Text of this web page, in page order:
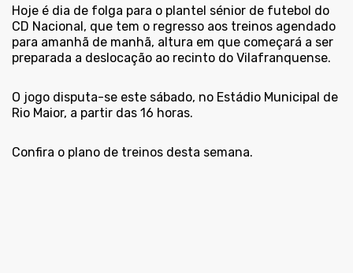
Hoje é dia de folga para o plantel sénior de futebol do
CD Nacional, que tem o regresso aos treinos agendado
para amanhã de manhã, altura em que começará a ser
preparada a deslocação ao recinto do Vilafranquense.
O jogo disputa-se este sábado, no Estádio Municipal de
Rio Maior, a partir das 16 horas.
Confira o plano de treinos desta semana.